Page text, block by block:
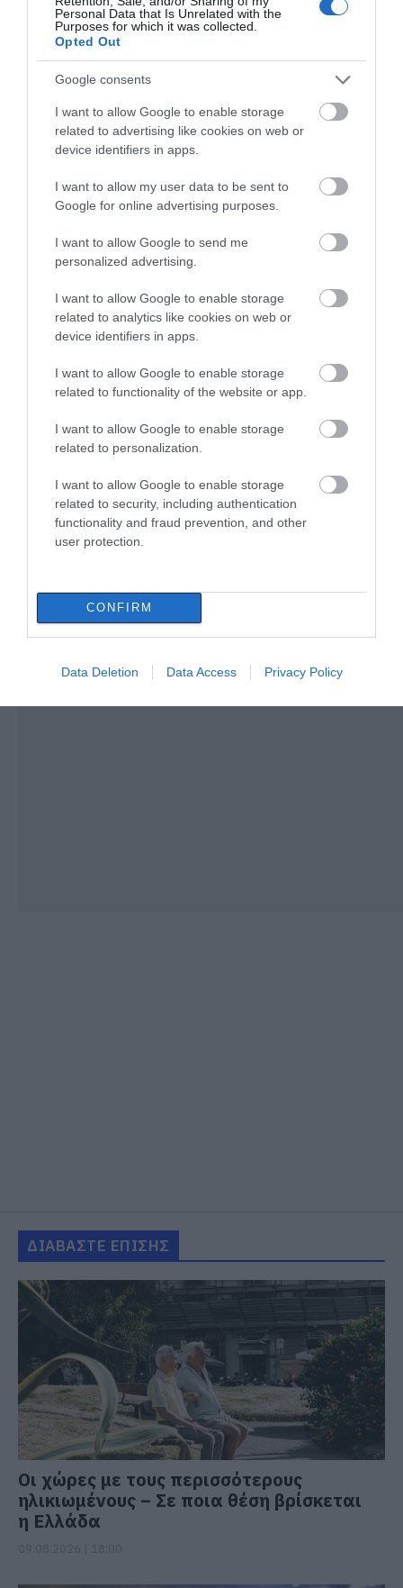
Personal Data that Is Unrelated with the
Purposes for which it was collected.
Opted Out
Google consents
I want to allow Google to enable storage
related to advertising like cookies on web or
device identifiers in apps.
I want to allow my user data to be sent to
Google for online advertising purposes.
I want to allow Google to send me
personalized advertising.
I want to allow Google to enable storage
related to analytics like cookies on web or
device identifiers in apps.
I want to allow Google to enable storage
related to functionality of the website or app.
I want to allow Google to enable storage
related to personalization.
I want to allow Google to enable storage
related to security, including authentication
functionality and fraud prevention, and other
user protection.
CONFIRM
Data Deletion Data Access Privacy Policy
Τουρισμός για Όλους 2026-2027:
Ποιοι κάνουν αίτηση σήμερα –
Έως 600 ευρώ η επιδότηση
09.08.2026 | 14:40
Έκτακτα μέτρα και απαγορεύσεις
προσοχή!
09.08.2026 | 14:20
e-ΕΦΚΑ και ΔΥΠΑ: Ποιοι
δικαιούχοι πληρώνονται έως τις
09.08.2026 | 14:00
Κατάνυξη στην Εύβοια:
Λούτσα με κεράσματα και
αναψυκτικά
Σκύλος ή γάτα; Δείτε πόσα
χρόνο
09.08.2026 | 13:20
Χάος στην Εύβοια:
Ουρά χιλιομέτρων
μέσα στον Αύγουστο –
«Κινδυνεύουμε να
Νέα τραγωδία σε
παραλία της Εύβοιας:
οδοποιίας 2,4 εκατ.
ευρώ – Ποιοι δρόμοι
αλλάζουν
απαγορεύσεις σήμερα
στην Εύβοια – Μεγάλη
προσοχή!
ΔΙΑΒΑΣΤΕ ΕΠΙΣΗΣ
Οι χώρες με τους περισσότερους
ηλικιωμένους – Σε ποια θέση βρίσκεται
η Ελλάδα